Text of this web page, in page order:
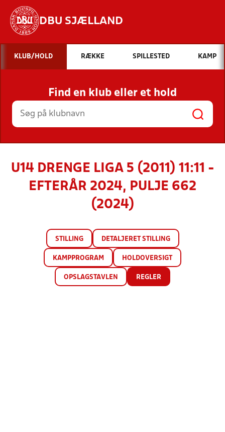
DBU SJÆLLAND
Hvad vil du søge efter?
INDHOLD OG NYHEDER
STILLINGER, RESULTATER, KLUBBER OG
HOLD
KLUB/HOLD RÆKKE SPILLESTED KAMP
Find en klub eller et hold
U14 DRENGE LIGA 5 (2011) 11:11 -
EFTERÅR 2024, PULJE 662
(2024)
STILLING DETALJERET STILLING
KAMPPROGRAM HOLDOVERSIGT
OPSLAGSTAVLEN REGLER